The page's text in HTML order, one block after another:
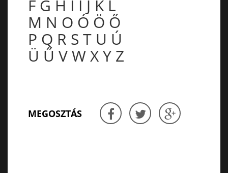
F G H I Í J K L
M N O Ó Ö Ő
P Q R S T U Ú
Ü Ű VWXY Z
MEGOSZTÁS